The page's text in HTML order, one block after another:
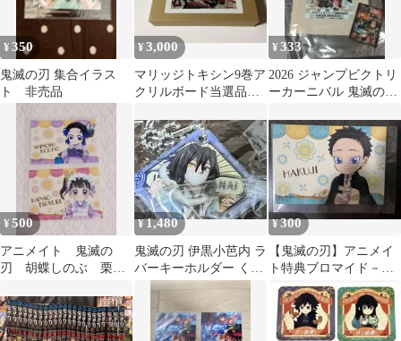
¥350
鬼滅の刃 集合イラス
ト 非売品
¥3,000
マリッジトキシン9巻ア
クリルボード当選品最
¥333
2026 ジャンプビクトリ
ーカーニバル 鬼滅の刃
品
¥500
アニメイト 鬼滅の
刃 胡蝶しのぶ 栗花
購入特典 非売品
¥1,480
鬼滅の刃 伊黒小芭内 ラ
バーキーホルダー くら
寿司 非売品
¥300
【鬼滅の刃】アニメイ
ト特典ブロマイド－狛
治－